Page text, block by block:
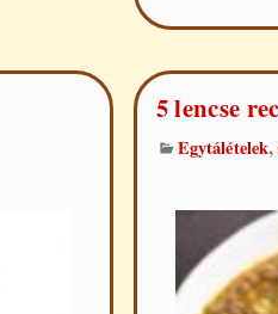
5 lencse
Egytálételek,